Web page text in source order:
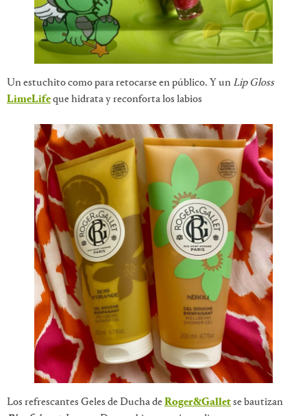
Un estuchito como para retocarse en público. Y un Lip Gloss
LimeLifeque hidrata y reconforta los labios
Los refrescantes Geles de Ducha deRoger&Galletse bautizan